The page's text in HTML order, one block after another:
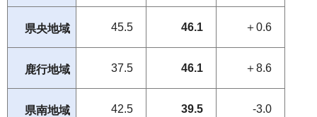
県央地域 45.5 46.1 ＋0.6
鹿行地域 37.5 46.1 ＋8.6
県南地域 42.5 39.5 -3.0